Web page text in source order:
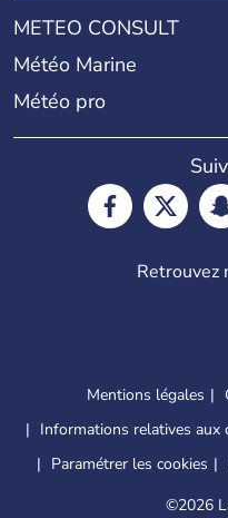
METEO CONSULT
Météo Marine
Météo pro
Retrouvez
Mentions légales
Informations relatives aux
Paramétrer les cookies
©2026